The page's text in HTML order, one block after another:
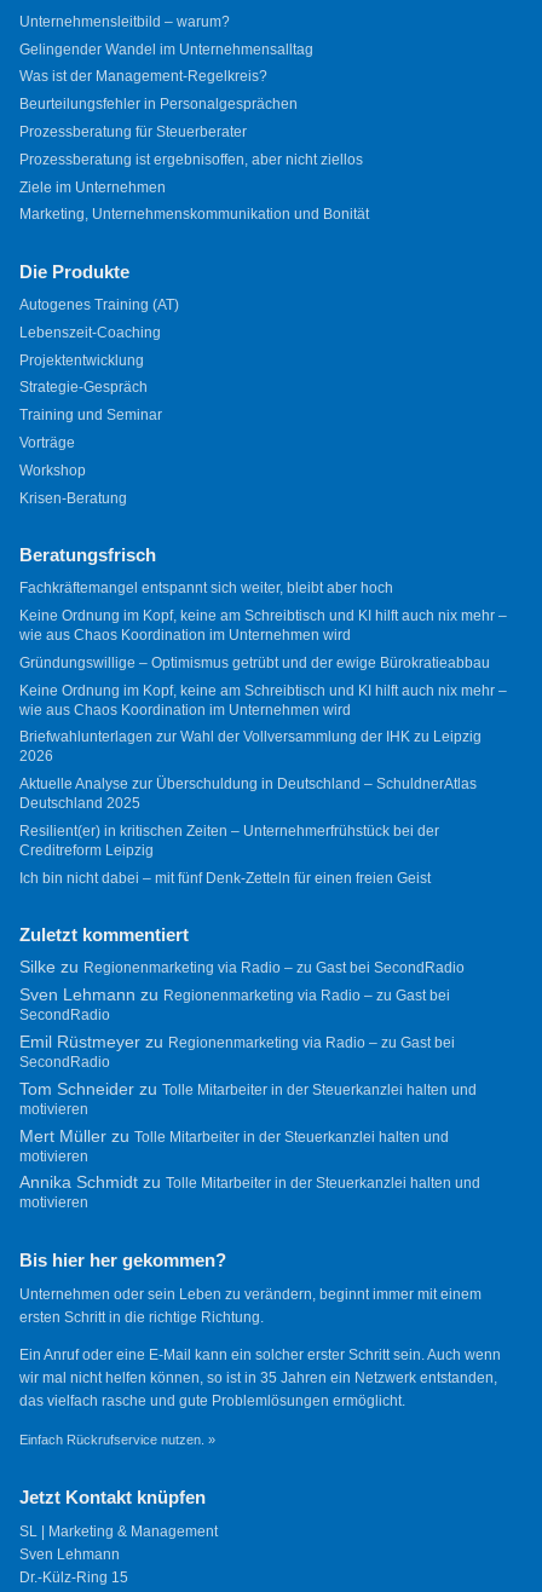
Unternehmensleitbild – warum?
Gelingender Wandel im Unternehmensalltag
Was ist der Management-Regelkreis?
Beurteilungsfehler in Personalgesprächen
Prozessberatung für Steuerberater
Prozessberatung ist ergebnisoffen, aber nicht ziellos
Ziele im Unternehmen
Marketing, Unternehmenskommunikation und Bonität
Die Produkte
Autogenes Training (AT)
Lebenszeit-Coaching
Projektentwicklung
Strategie-Gespräch
Training und Seminar
Vorträge
Workshop
Krisen-Beratung
Beratungsfrisch
Fachkräftemangel entspannt sich weiter, bleibt aber hoch
Keine Ordnung im Kopf, keine am Schreibtisch und KI hilft auch nix mehr –
wie aus Chaos Koordination im Unternehmen wird
Gründungswillige – Optimismus getrübt und der ewige Bürokratieabbau
Keine Ordnung im Kopf, keine am Schreibtisch und KI hilft auch nix mehr –
wie aus Chaos Koordination im Unternehmen wird
Briefwahlunterlagen zur Wahl der Vollversammlung der IHK zu Leipzig
2026
Aktuelle Analyse zur Überschuldung in Deutschland – SchuldnerAtlas
Deutschland 2025
Resilient(er) in kritischen Zeiten – Unternehmerfrühstück bei der
Creditreform Leipzig
Ich bin nicht dabei – mit fünf Denk-Zetteln für einen freien Geist
Zuletzt kommentiert
Silkezu Regionenmarketing via Radio – zu Gast bei SecondRadio
Sven Lehmann zu Regionenmarketing via Radio – zu Gast bei
SecondRadio
Emil Rüstmeyerzu Regionenmarketing via Radio – zu Gast bei
SecondRadio
Tom Schneiderzu Tolle Mitarbeiter in der Steuerkanzlei halten und
motivieren
Mert Müllerzu Tolle Mitarbeiter in der Steuerkanzlei halten und
motivieren
Annika Schmidtzu Tolle Mitarbeiter in der Steuerkanzlei halten und
motivieren
Bis hier her gekommen?
Unternehmen oder sein Leben zu verändern, beginnt immer mit einem
ersten Schritt in die richtige Richtung.
Ein Anruf oder eine E-Mail kann ein solcher erster Schritt sein. Auch wenn
wir mal nicht helfen können, so ist in 35 Jahren ein Netzwerk entstanden,
das vielfach rasche und gute Problemlösungen ermöglicht.
Einfach Rückrufservice nutzen. »
Jetzt Kontakt knüpfen
SL | Marketing & Management
Sven Lehmann
Dr.-Külz-Ring 15